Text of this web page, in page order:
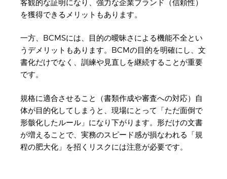
客観的な証明になり、強力な企業ブランド（信頼性）
を獲得できるメリットもあります。
一方、BCMSには、目的の曖昧さによる機能不全とい
うデメリットもあります。BCMの目的を明確にし、文
書化だけでなく、訓練や見直しを継続することが重要
です。
規格に適合させること（書類作成や審査への対応）自
体が目的化してしまうと、現場にとって「ただ面倒で
形骸化したルール」になり下がります。形だけの文書
が増えることで、実務のスピード感が損なわれる「規
程の肥大化」を招くリスクには注意が必要です。